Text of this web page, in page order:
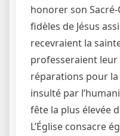
honorer son
fidèles de Jésus
recevraient la
professeraient
réparations pour
insulté par
fête la plus élevée
L’Église consacre